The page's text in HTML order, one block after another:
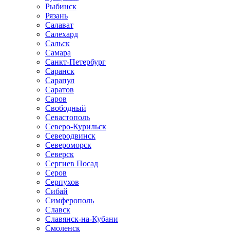
Рыбинск
Рязань
Салават
Салехард
Сальск
Самара
Санкт-Петербург
Саранск
Сарапул
Саратов
Саров
Свободный
Севастополь
Северо-Курильск
Северодвинск
Североморск
Северск
Сергиев Посад
Серов
Серпухов
Сибай
Симферополь
Славск
Славянск-на-Кубани
Смоленск